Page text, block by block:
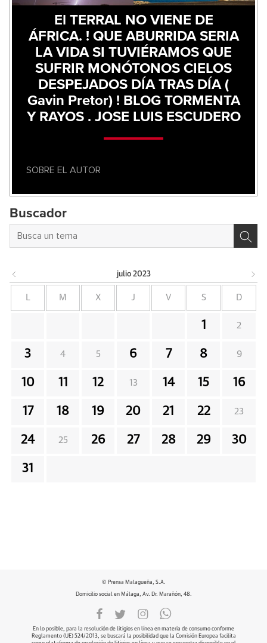
El TERRAL NO VIENE DE
ÁFRICA. ! QUE ABURRIDA SERIA
LA VIDA SI TUVIÉRAMOS QUE
SUFRIR MONÓTONOS CIELOS
DESPEJADOS DÍA TRAS DÍA (
Gavin Pretor) ! BLOG TORMENTA
Y RAYOS . JOSE LUIS ESCUDERO
SOBRE EL AUTOR
Buscador
julio 2023
L M X J V S D
1 2
3 4 5 6 7 8 9
10 11 12 13 14 15 16
17 18 19 20 21 22 23
24 25 26 27 28 29 30
31
© Prensa Malagueña, S.A.
Domicilio social en Málaga, Av. Dr. Marañón, 48.
En lo posible, para la resolución de litigios en línea en materia de consumo conforme
Reglamento (UE) 524/2013, se buscará la posibilidad que la Comisión Europea facilita